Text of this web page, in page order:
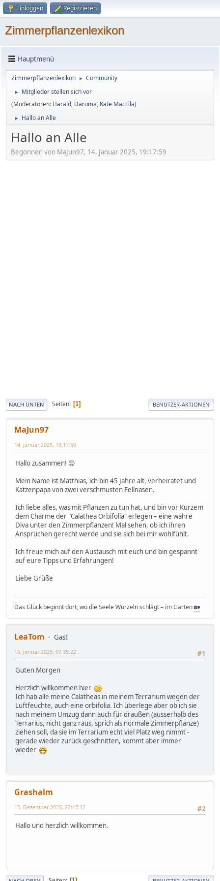
Einloggen Registrieren
Zimmerpflanzenlexikon
Hauptmenü
Zimmerpflanzenlexikon ► Community
►
Mitglieder stellen sich vor
(Moderatoren: Harald, Daruma, Kate MacLila)
► Hallo an Alle
Hallo an Alle
Begonnen von MaJun97, 14. Januar 2025, 19:17:59
NACH UNTEN Seiten 1 BENUTZER-AKTIONEN
MaJun97
14. Januar 2025, 19:17:59
Hallo zusammen! 😊
Mein Name ist Matthias, ich bin 45 Jahre alt, verheiratet und
Katzenpapa von zwei verschmusten Fellnasen.
Ich liebe alles, was mit Pflanzen zu tun hat, und bin vor Kurzem
dem Charme der "Calathea Orbifolia" erlegen – eine wahre
Diva unter den Zimmerpflanzen! Mal sehen, ob ich ihren
Ansprüchen gerecht werde und sie sich bei mir wohlfühlt.
Ich freue mich auf den Austausch mit euch und bin gespannt
auf eure Tipps und Erfahrungen!
Liebe Grüße
Das Glück beginnt dort, wo die Seele Wurzeln schlägt – im Garten🏡
LeaTom
Gast
#1
15. Januar 2025, 07:35:22
Guten Morgen
Herzlich willkommen hier
Ich hab alle meine Calatheas in meinem Terrarium wegen der
Luftfeuchte, auch eine orbifolia. Ich überlege aber ob ich sie
nach meinem Umzug dann auch für draußen (ausserhalb des
Terrarius, nicht ganz raus, sprich als normale Zimmerpflanze)
ziehen soll, da sie im Terrarium echt viel Platz weg nimmt -
gerade wieder zurück geschnitten, kommt aber immer
wieder
Grashalm
#2
15. Dezember 2025, 22:17:12
Hallo und herzlich willkommen.